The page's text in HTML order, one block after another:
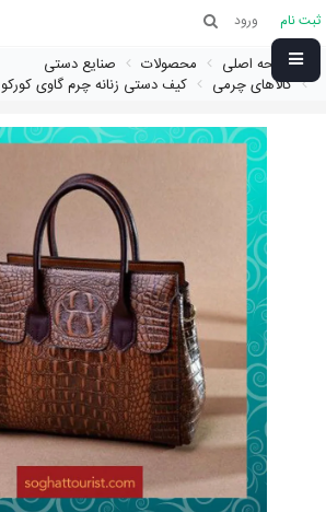
ثبت نام ورود
صفحه اصلی محصولات
صنایع دستی
کالاهای چرمی
کیف دستی زنانه چرم گاوی کورکو